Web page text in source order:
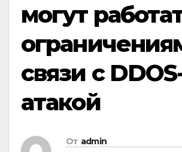
могут
связи с
атакой
От admin